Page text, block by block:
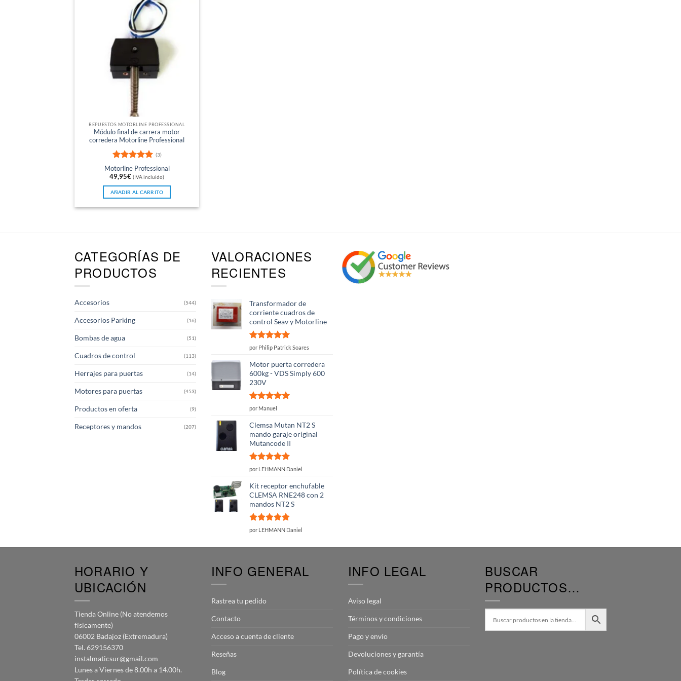
REPUESTOS MOTORLINE PROFESSIONAL
Módulo final de carrera motor
corredera Motorline Professional
Valorado
con5de 5
(3)
Motorline Professional
49,95€ (IVA incluido)
AÑADIR AL CARRITO
CATEGORÍAS DE
PRODUCTOS
Accesorios (544)
Accesorios Parking (16)
Bombas de agua (51)
Cuadros de control (113)
Herrajes para puertas (14)
Motores para puertas (453)
Productos en oferta (9)
Receptores y mandos (207)
VALORACIONES
RECIENTES
Transformador de
corriente cuadros de
control Seav y Motorline
Valorado
por Philip Patrick Soares
Motor puerta corredera
600kg - VDS Simply 600
230V
Valorado
por Manuel
Clemsa Mutan NT2 S
mando garaje original
Mutancode II
Valorado
por LEHMANN Daniel
Kit receptor enchufable
CLEMSA RNE248 con 2
mandos NT2 S
Valorado
por LEHMANN Daniel
HORARIO Y
UBICACIÓN
Tienda Online (No atendemos
físicamente)
06002 Badajoz (Extremadura)
Tel. 629156370
instalmaticsur@gmail.com
Lunes a Viernes de 8.00h a 14.00h.
INFO GENERAL
Rastrea tu pedido
Contacto
Acceso a cuenta de cliente
Reseñas
Blog
INFO LEGAL
Aviso legal
Términos y condiciones
Pago y envío
Devoluciones y garantía
Política de cookies
BUSCAR
PRODUCTOS…